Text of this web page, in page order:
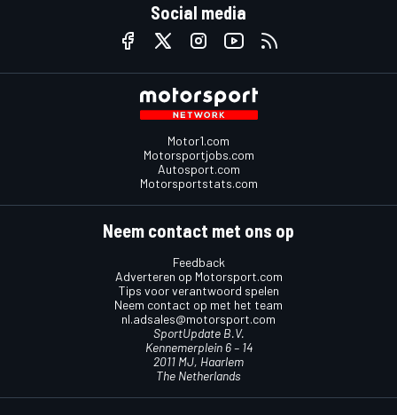
Social media
Motor1.com
Motorsportjobs.com
Autosport.com
Motorsportstats.com
Neem contact met ons op
Feedback
Adverteren op Motorsport.com
Tips voor verantwoord spelen
Neem contact op met het team
nl.adsales@motorsport.com
SportUpdate B.V.
Kennemerplein 6 – 14
2011 MJ, Haarlem
The Netherlands